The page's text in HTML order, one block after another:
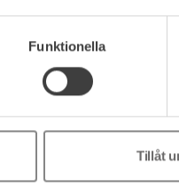
Funktionella
Tillåt
i